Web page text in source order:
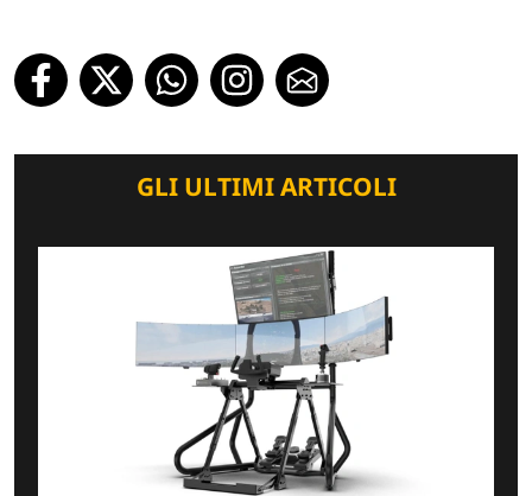
GLI ULTIMI ARTICOLI